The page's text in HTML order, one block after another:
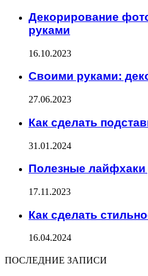
Декорирование
руками
16.10.2023
Своими руками:
27.06.2023
Как сделать
31.01.2024
Полезные лайфхаки
17.11.2023
Как сделать
16.04.2024
ПОСЛЕДНИЕ ЗАПИСИ